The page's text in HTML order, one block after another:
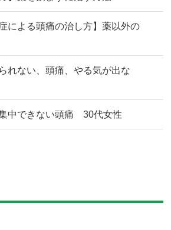
による頭痛の治し方】薬以外の
れない、頭痛、やる気が出な
集中できない頭痛 30代女性